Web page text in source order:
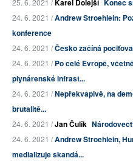
25. 6. 2021 /Karel Dolejší Konec
24. 6. 2021 /Andrew Stroehlein:
konference
24. 6. 2021 /Česko začíná
24. 6. 2021 /Po celé Evropě,
plynárenské infrast...
24. 6. 2021 /Nepřekvapivě, na
brutalitě...
24. 6. 2021 /Jan Čulík
24. 6. 2021 /Andrew Stroehlein,
medializuje skandá...